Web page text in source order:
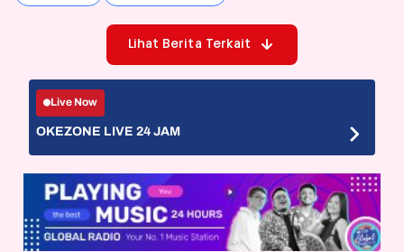
Lihat Berita Terkait
Live Now
OKEZONE LIVE 24 JAM